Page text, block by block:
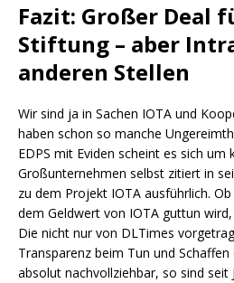
Fazit: Großer Deal
Stiftung – aber
anderen Stellen
Wir sind ja in Sachen IOTA und
haben schon so manche
EDPS mit Eviden scheint es sich um
Großunternehmen selbst zitiert in
zu dem Projekt IOTA ausführlich.
dem Geldwert von IOTA guttun
Die nicht nur von DLTimes
Transparenz beim Tun und
absolut nachvollziehbar, so sind seit